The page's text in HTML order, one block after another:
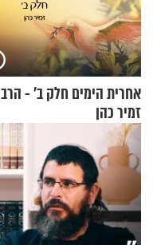
אחרית הימים חלק ב’ - הרב
זמיר כהן